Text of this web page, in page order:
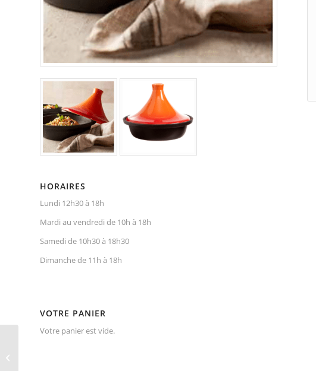
HORAIRES
Lundi 12h30 à 18h
Mardi au vendredi de 10h à 18h
Samedi de 10h30 à 18h30
Dimanche de 11h à 18h
VOTRE PANIER
Votre panier est vide.